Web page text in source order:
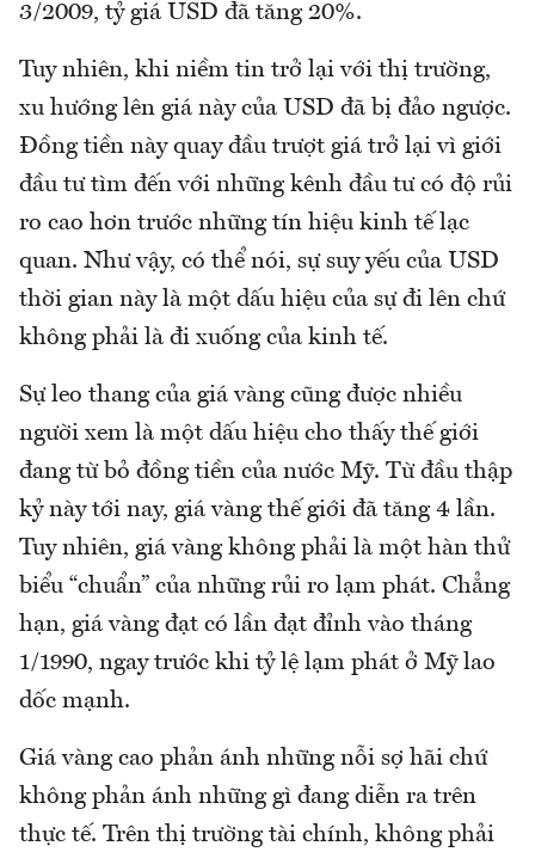
3/2009, tỷ giá USD đã tăng 20%.
Tuy nhiên, khi niềm tin trở lại với thị trường,
xu hướng lên giá này của USD đã bị đảo ngược.
Đồng tiền này quay đầu trượt giá trở lại vì giới
đầu tư tìm đến với những kênh đầu tư có độ rủi
ro cao hơn trước những tín hiệu kinh tế lạc
quan. Như vậy, có thể nói, sự suy yếu của USD
thời gian này là một dấu hiệu của sự đi lên chứ
không phải là đi xuống của kinh tế.
Sự leo thang của giá vàng cũng được nhiều
người xem là một dấu hiệu cho thấy thế giới
đang từ bỏ đồng tiền của nước Mỹ. Từ đầu thập
kỷ này tới nay, giá vàng thế giới đã tăng 4 lần.
Tuy nhiên, giá vàng không phải là một hàn thử
biểu “chuẩn” của những rủi ro lạm phát. Chẳng
hạn, giá vàng đạt có lần đạt đỉnh vào tháng
1/1990, ngay trước khi tỷ lệ lạm phát ở Mỹ lao
dốc mạnh.
Giá vàng cao phản ánh những nỗi sợ hãi chứ
không phản ánh những gì đang diễn ra trên
thực tế. Trên thị trường tài chính, không phải